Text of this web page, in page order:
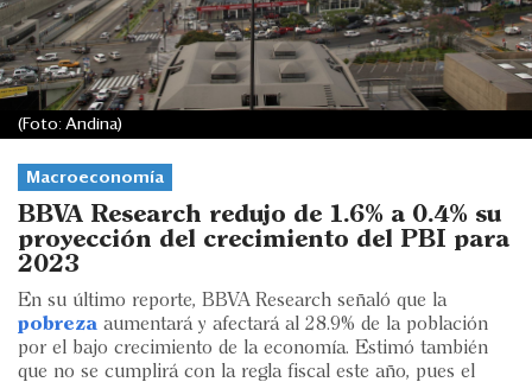
Management
Economía y Finanzas
Legal y Política
Eventos
Blogs
Ranking CEO
Edición Impresa
Macroeconomía
BBVA Research redujo de 1.6% a 0.4% su
proyección del crecimiento del PBI para
2023
En su último reporte, BBVA Research señaló que la
pobreza aumentará y afectará al 28.9% de la población
por el bajo crecimiento de la economía. Estimó también
que no se cumplirá con la regla fiscal este año, pues el
(Foto: Andina)